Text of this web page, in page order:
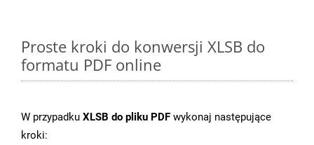
Proste kroki do konwersji XLSB do
formatu PDF online
W przypadku XLSB do pliku PDF wykonaj następujące
kroki: